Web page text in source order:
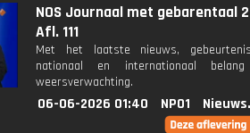
NOS Journaal met gebarentaal
Afl. 111
Met het laatste nieuws,
nationaal en internationaal
weersverwachting.
06-06-2026 01:40 NPO1